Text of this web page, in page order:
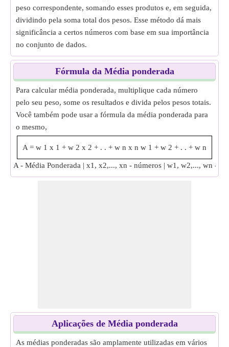
peso correspondente, somando esses produtos e, em seguida,
dividindo pela soma total dos pesos. Esse método dá mais
significância a certos números com base em sua importância
no conjunto de dados.
Fórmula da Média ponderada
Para calcular média ponderada, multiplique cada número
pelo seu peso, some os resultados e divida pelos pesos totais.
Você também pode usar a fórmula da média ponderada para
o mesmo,
A = w 1 x 1 + w 2 x 2 + . . + w n x n w 1 + w 2 + . . + w n
A - Média Ponderada | x1, x2,..., xn - números | w1, w2,..., wn -
Aplicações de Média ponderada
As médias ponderadas são amplamente utilizadas em vários